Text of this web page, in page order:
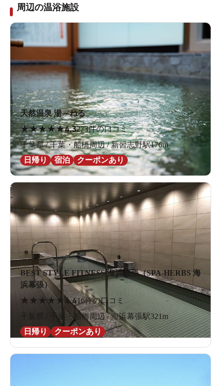
周辺の温浴施設
天然温泉 湯～ねる
★★★★★4.3273件の口コミ
千葉県 / 千葉・船橋周辺 / 新習志野駅176m
日帰り
宿泊 クーポンあり
BEST STYLE FITNESS 海浜幕張（SPA-HERBS 海
浜幕張）
★ ★ ★★★4.416件の口コミ
千葉県 / 千葉・船橋周辺 / 海浜幕張駅321m
日帰り
クーポンあり